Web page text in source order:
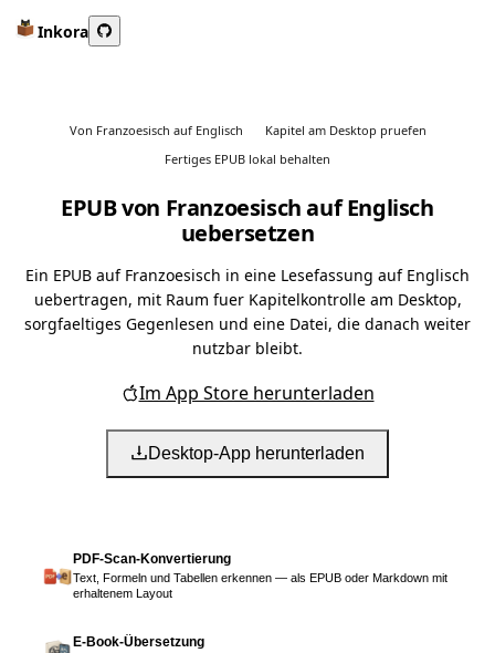
Inkora
Von Franzoesisch auf Englisch
Kapitel am Desktop pruefen
Fertiges EPUB lokal behalten
EPUB von Franzoesisch auf Englisch
uebersetzen
Ein EPUB auf Franzoesisch in eine Lesefassung auf Englisch
uebertragen, mit Raum fuer Kapitelkontrolle am Desktop,
sorgfaeltiges Gegenlesen und eine Datei, die danach weiter
nutzbar bleibt.
Im App Store herunterladen
Desktop-App herunterladen
PDF-Scan-Konvertierung
Text, Formeln und Tabellen erkennen — als EPUB oder Markdown mit
erhaltenem Layout
E-Book-Übersetzung